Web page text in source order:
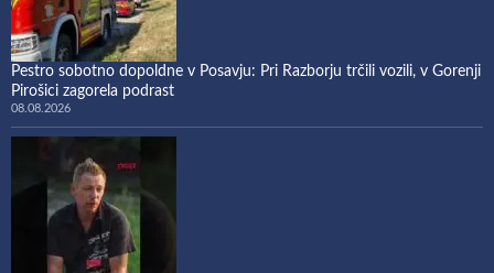
Pestro sobotno dopoldne v Posavju: Pri Razborju trčili vozili, v Gorenji
Pirošici zagorela podrast
08.08.2026